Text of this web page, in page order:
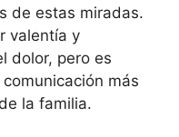
de estas miradas.
valentía y
dolor, pero es
más
la familia.